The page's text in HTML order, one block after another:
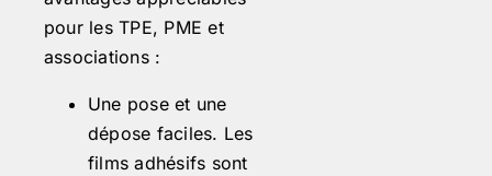
pour les TPE, PME et
associations :
Une pose et une
dépose faciles. Les
films adhésifs sont